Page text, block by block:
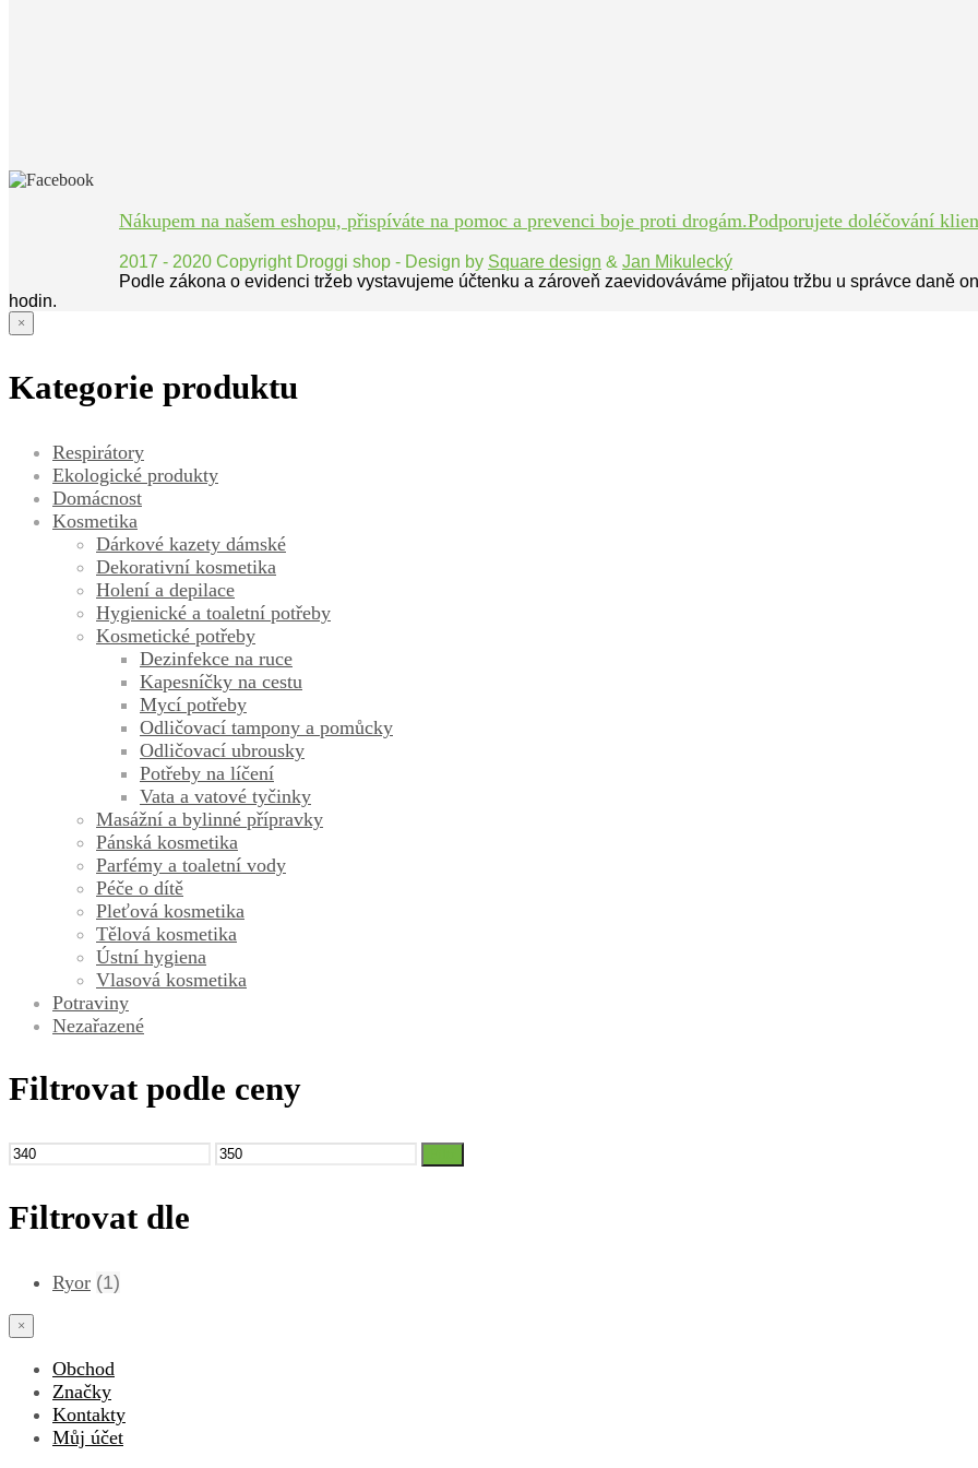
Nákupem na našem eshopu, přispíváte na pomoc a prevenci boje proti drogám.Podporujete doléčování
2017 - 2020 Copyright Droggi shop - Design by Square design & Jan Mikulecký
Podle zákona o evidenci tržeb vystavujeme účtenku a zároveň zaevidováváme přijatou tržbu u správce daně
hodin.
×
Kategorie produktu
Respirátory
Ekologické produkty
Domácnost
Kosmetika
Dárkové kazety dámské
Dekorativní kosmetika
Holení a depilace
Hygienické a toaletní potřeby
Kosmetické potřeby
Dezinfekce na ruce
Kapesníčky na cestu
Mycí potřeby
Odličovací tampony a pomůcky
Odličovací ubrousky
Potřeby na líčení
Vata a vatové tyčinky
Masážní a bylinné přípravky
Pánská kosmetika
Parfémy a toaletní vody
Péče o dítě
Pleťová kosmetika
Tělová kosmetika
Ústní hygiena
Vlasová kosmetika
Potraviny
Nezařazené
Filtrovat podle ceny
Minimální
cena
Maximální
cena
Filtrovat dle
Ryor (1)
×
Obchod
Značky
Kontakty
Můj účet